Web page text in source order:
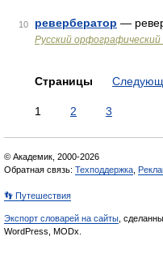
10 ревербератор —
Русский орфографический
Страницы
1 2 3
© Академик, 2000-2026
Обратная связь: Техподдержка
👣 Путешествия
Экспорт словарей на сайты ,
WordPress, MODx.